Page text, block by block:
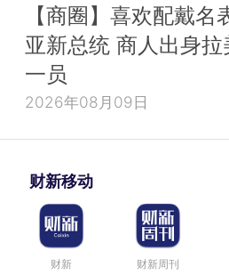
【商圈】喜欢配戴名
亚新总统 商人出身拉
一员
2026年08月09日
财新移动
财新 财新周刊